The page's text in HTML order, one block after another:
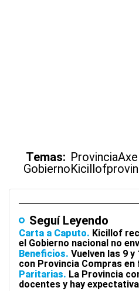
Temas: Provincia
GobiernoKicillof
Seguí Leyendo
Carta a Caputo
Kicillof
el Gobierno nacional no
Beneficios Vuelven las 9
con Provincia Compras en
Paritarias
La Provincia
docentes y hay